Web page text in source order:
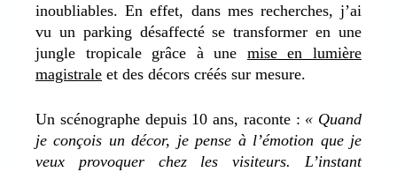
inoubliables. En effet, dans mes recherches, j’ai
vu un parking désaffecté se transformer en une
jungle tropicale grâce à une mise en lumière
magistrale et des décors créés sur mesure.
Un scénographe depuis 10 ans, raconte : « Quand
je conçois un décor, je pense à l’émotion que je
veux provoquer chez les visiteurs. L’instant